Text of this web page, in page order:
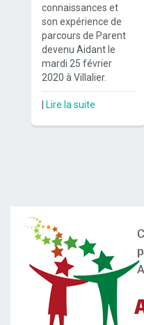
connaissances et
son expérience de
parcours de Parent
devenu Aidant le
mardi 25 février
2020 à Villalier.
Lire la suite